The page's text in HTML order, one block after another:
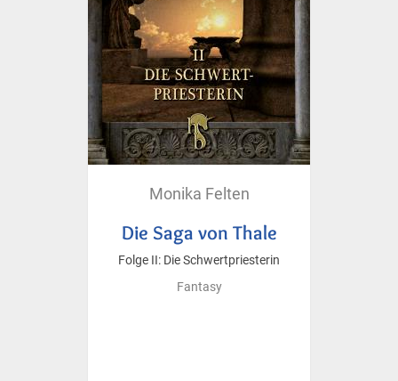
Monika Felten
Die Saga von Thale
Folge II: Die Schwertpriesterin
Fantasy